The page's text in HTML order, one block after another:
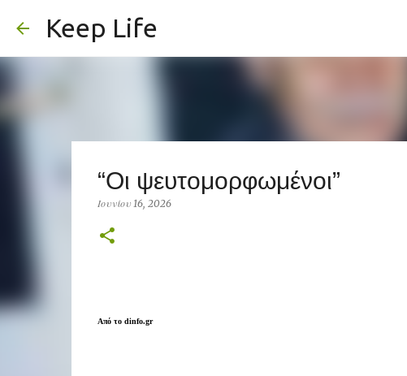
Keep Life
“Οι ψευτομορφωμένοι”
Ιουνίου 16, 2026
Από το dinfo.gr